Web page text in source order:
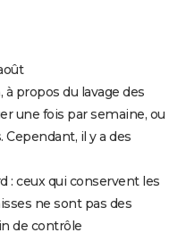
propos du lavage des
une fois par semaine, ou
il y a des
: ceux qui conservent les
ne sont pas des
de contrôle